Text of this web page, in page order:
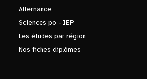
Alternance
Sciences po - IEP
Les études par région
Nos fiches diplômes